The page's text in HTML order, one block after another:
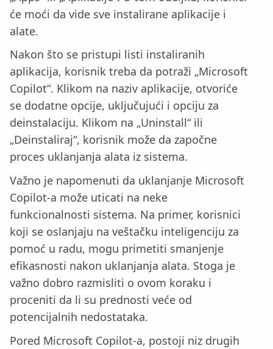
će moći da vide sve instalirane aplikacije i
alate.
Nakon što se pristupi listi instaliranih
aplikacija, korisnik treba da potraži „Microsoft
Copilot“. Klikom na naziv aplikacije, otvoriće
se dodatne opcije, uključujući i opciju za
deinstalaciju. Klikom na „Uninstall“ ili
„Deinstaliraj“, korisnik može da započne
proces uklanjanja alata iz sistema.
Važno je napomenuti da uklanjanje Microsoft
Copilot-a može uticati na neke
funkcionalnosti sistema. Na primer, korisnici
koji se oslanjaju na veštačku inteligenciju za
pomoć u radu, mogu primetiti smanjenje
efikasnosti nakon uklanjanja alata. Stoga je
važno dobro razmisliti o ovom koraku i
proceniti da li su prednosti veće od
potencijalnih nedostataka.
Pored Microsoft Copilot-a, postoji niz drugih